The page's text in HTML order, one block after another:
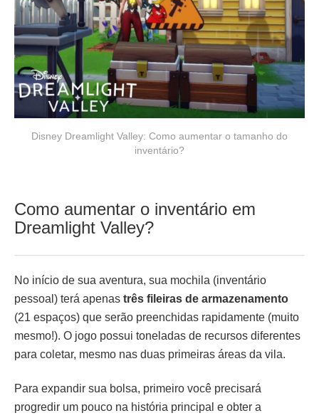
Disney Dreamlight Valley: Como aumentar o tamanho do
inventário?
Como aumentar o inventário em
Dreamlight Valley?
No início de sua aventura, sua mochila (inventário
pessoal) terá apenas três fileiras de armazenamento
(21 espaços) que serão preenchidas rapidamente (muito
mesmo!). O jogo possui toneladas de recursos diferentes
para coletar, mesmo nas duas primeiras áreas da vila.
Para expandir sua bolsa, primeiro você precisará
progredir um pouco na história principal e obter a